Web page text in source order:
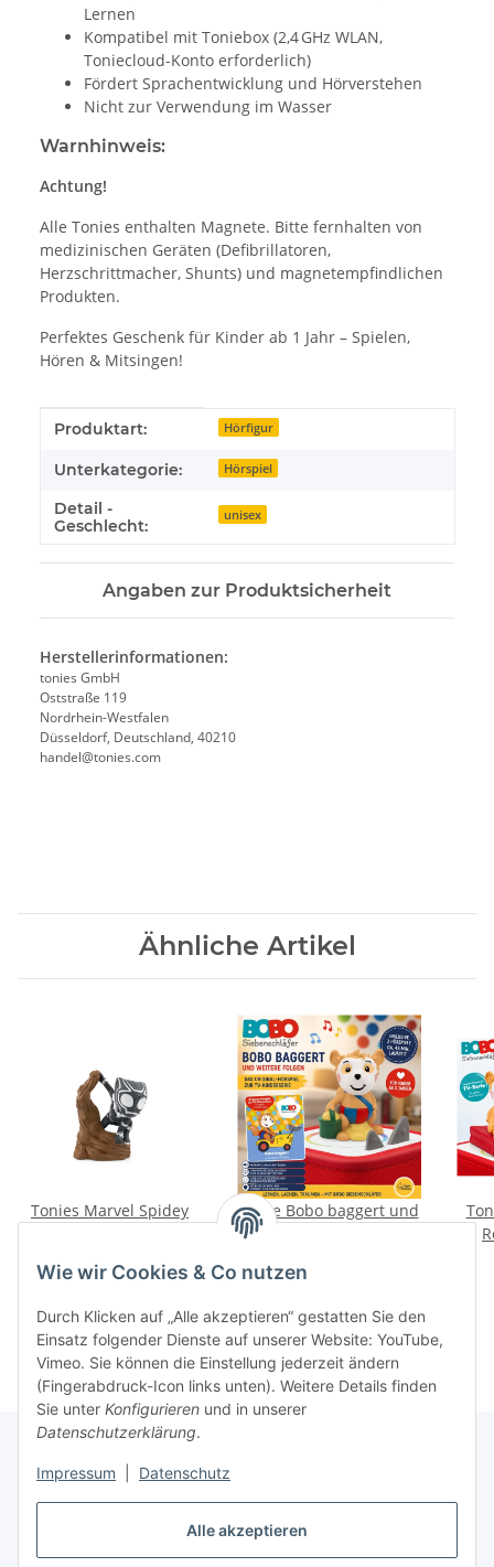
Alle akzeptieren
Wie wir Cookies & Co nutzen
Durch Klicken auf „Alle akzeptieren“ gestatten Sie den
Einsatz folgender Dienste auf unserer Website: YouTube,
Vimeo. Sie können die Einstellung jederzeit ändern
(Fingerabdruck-Icon links unten). Weitere Details finden
Sie unter Konfigurieren und in unserer
Datenschutzerklärung.
Impressum Datenschutz
Lernen
Kompatibel mit Toniebox (2,4 GHz WLAN,
Toniecloud-Konto erforderlich)
Fördert Sprachentwicklung und Hörverstehen
Nicht zur Verwendung im Wasser
Warnhinweis:
Achtung!
Alle Tonies enthalten Magnete. Bitte fernhalten von
medizinischen Geräten (Defibrillatoren,
Herzschrittmacher, Shunts) und magnetempfindlichen
Produkten.
Perfektes Geschenk für Kinder ab 1 Jahr – Spielen,
Hören & Mitsingen!
Produkteigenschaft
Wert
Produktart: Hörfigur
Unterkategorie: Hörspiel
Detail -
Geschlecht:
unisex
Angaben zur Produktsicherheit
Herstellerinformationen:
tonies GmbH
Oststraße 119
Nordrhein-Westfalen
Düsseldorf, Deutschland, 40210
handel@tonies.com
Ähnliche Artikel
Tonies Marvel Spidey
Tonie Bobo baggert und
weitere Folgen Hörfigur
Gesetzliche Informationen